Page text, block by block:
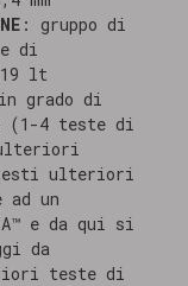
: gruppo di
di
lt
grado di
(1-4 teste di
ulteriori
ad un
e da qui si
da
teste di